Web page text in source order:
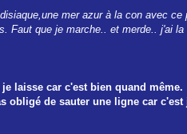
mer azur à la con avec
Faut que je marche.. et merde.. j'ai
laisse car c'est bien quand même.
obligé de sauter une ligne car c'est